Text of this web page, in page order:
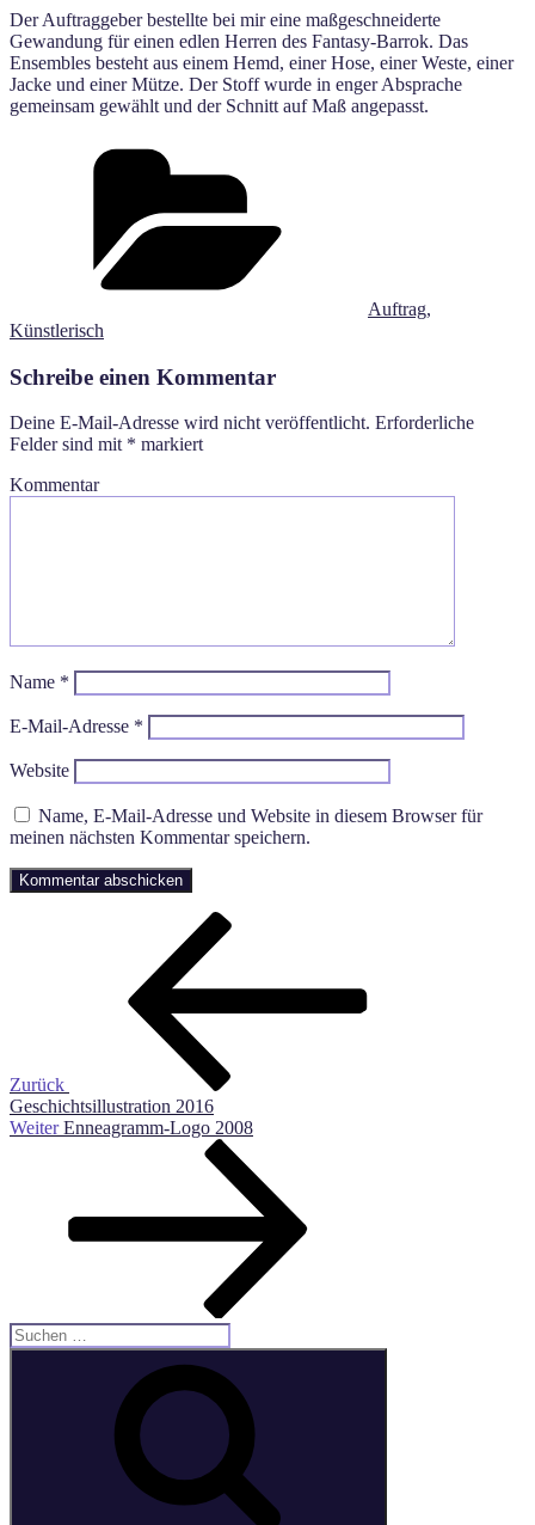
Der Auftraggeber bestellte bei mir eine maßgeschneiderte
Gewandung für einen edlen Herren des Fantasy-Barrok. Das
Ensembles besteht aus einem Hemd, einer Hose, einer Weste, einer
Jacke und einer Mütze. Der Stoff wurde in enger Absprache
gemeinsam gewählt und der Schnitt auf Maß angepasst.
Auftrag,
Künstlerisch
Schreibe einen Kommentar
Deine E-Mail-Adresse wird nicht veröffentlicht. Erforderliche
Felder sind mit * markiert
Kommentar
Name *
E-Mail-Adresse *
Website
Name, E-Mail-Adresse und Website in diesem Browser für
meinen nächsten Kommentar speichern.
Beitragsnavigation
Zurück
Geschichtsillustration 2016
Nächster
Weiter Enneagramm-Logo 2008
Suche
nach: